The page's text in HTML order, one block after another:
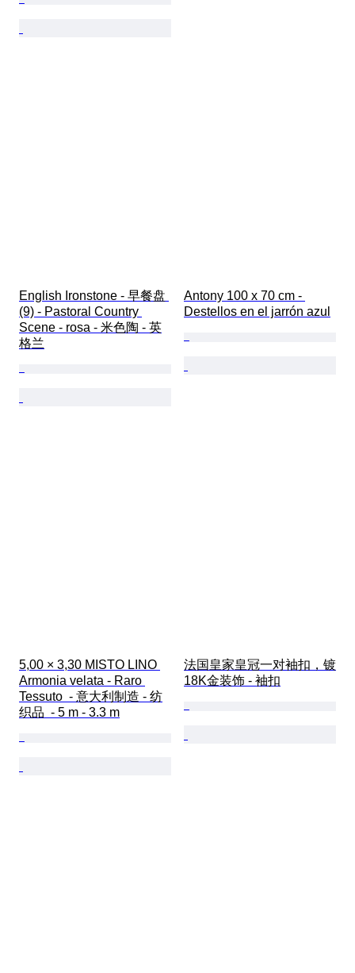
English Ironstone - 早餐盘
(9) - Pastoral Country
Scene - rosa - 米色陶 - 英
格兰
Antony 100 x 70 cm -
Destellos en el jarrón azul
5,00 × 3,30 MISTO LINO
Armonia velata - Raro
Tessuto  - 意大利制造 - 纺
织品  - 5 m - 3.3 m
法国皇家皇冠一对袖扣，镀
18K金装饰 - 袖扣